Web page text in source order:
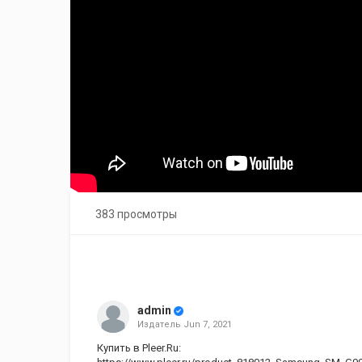
383 просмотры
admin
Издатель Jun 7, 2021
Купить в Pleer.Ru: